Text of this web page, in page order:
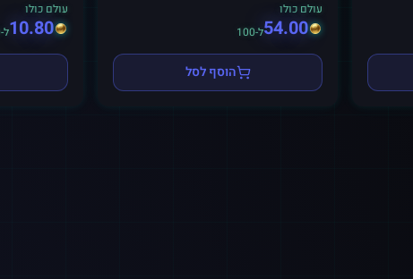
עולם כולו
54.00ל-100
הוסף לסל
עולם כולו
10.80ל-100